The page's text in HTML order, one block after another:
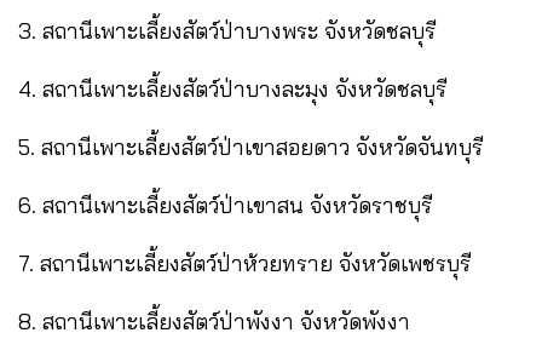
3. สถานีเพาะเลี้ยงสัตว์ป่าบางพระ จังหวัดชลบุรี
4. สถานีเพาะเลี้ยงสัตว์ป่าบางละมุง จังหวัดชลบุรี
5. สถานีเพาะเลี้ยงสัตว์ป่าเขาสอยดาว จังหวัดจันทบุรี
6. สถานีเพาะเลี้ยงสัตว์ป่าเขาสน จังหวัดราชบุรี
7. สถานีเพาะเลี้ยงสัตว์ป่าห้วยทราย จังหวัดเพชรบุรี
8. สถานีเพาะเลี้ยงสัตว์ป่าพังงา จังหวัดพังงา